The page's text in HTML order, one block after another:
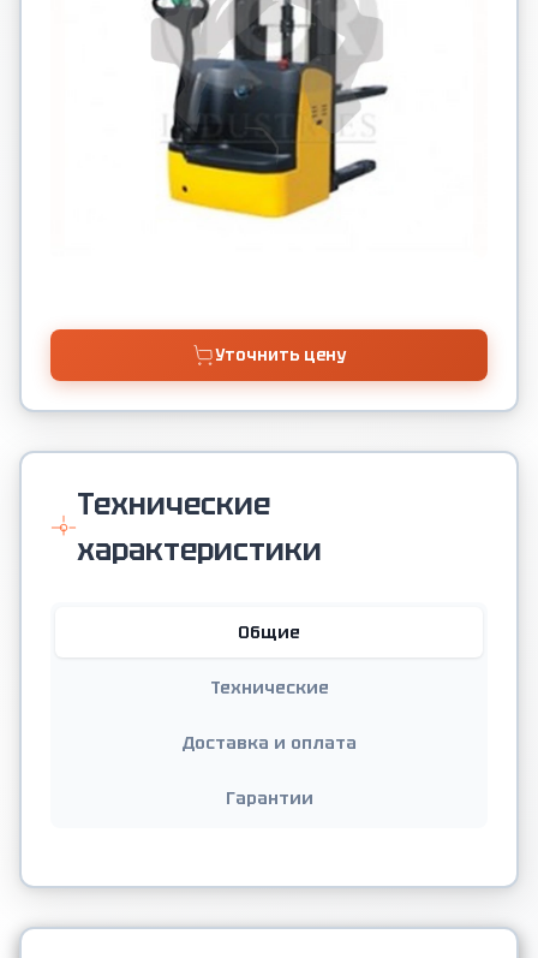
Уточнить цену
Технические
характеристики
Общие
Технические
Доставка и оплата
Гарантии